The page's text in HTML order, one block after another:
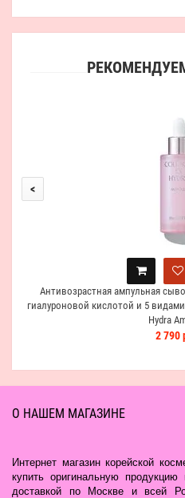
Антивозрастная ампульная
гиалуроновой кислотой и 5
Hydra
2 790
<
О НАШЕМ МАГАЗИНЕ
Интернет магазин корейской
купить оригинальную
доставкой по Москве и всей